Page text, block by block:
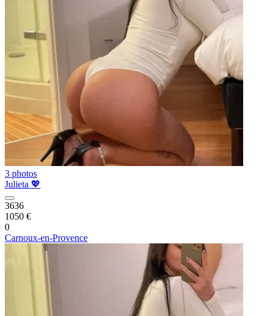
3 photos
Julieta 💖
3636
1050 €
0
Carnoux-en-Provence